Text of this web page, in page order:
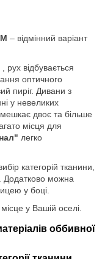
– відмінний варіант
, рух відбувається
оптичного
пиріг. Дивани з
у невеликих
двоє та більше
місця для
легко
категорій тканини,
Додатково можна
у боці.
у Вашій оселі.
оббивної